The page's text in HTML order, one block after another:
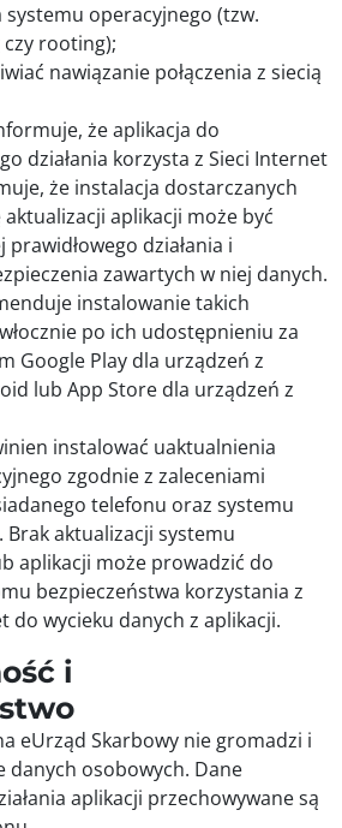
operacyjnego (tzw.
rooting);
nawiązanie połączenia z siecią
że aplikacja do
działania korzysta z Sieci Internet
że instalacja dostarczanych
aplikacji może być
działania i
zawartych w niej danych.
instalowanie takich
po ich udostępnieniu za
Google Play dla urządzeń z
lub App Store dla urządzeń z
instalować uaktualnienia
zgodnie z zaleceniami
telefonu oraz systemu
Brak aktualizacji systemu
aplikacji może prowadzić do
bezpieczeństwa korzystania z
do wycieku danych z aplikacji.
i
eUrząd Skarbowy nie gromadzi i
danych osobowych. Dane
aplikacji przechowywane są